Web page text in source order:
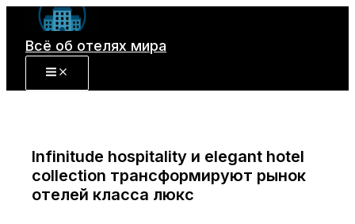
Перейти
содержимому
Всё об отелях мира
Infinitude hospitality и elegant hotel
collection трансформируют рынок
отелей класса люкс